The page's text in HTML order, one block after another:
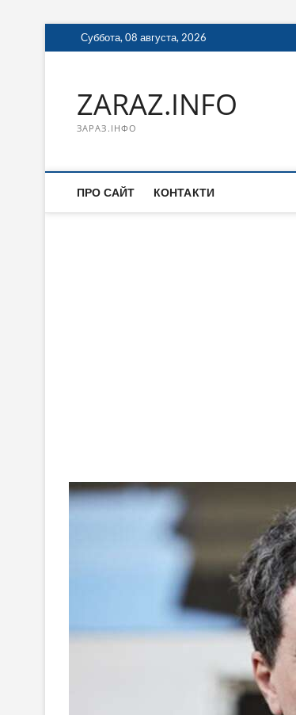
Перейти
к
Суббота, 08 августа, 2026
ZARAZ.INFO
ЗАРАЗ.ІНФО
ПРО САЙТ КОНТАКТИ